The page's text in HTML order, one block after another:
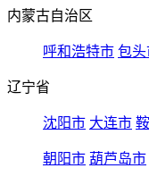
内蒙古自治区
呼和浩特市 包头
辽宁省
沈阳市 大连市
朝阳市 葫芦岛市